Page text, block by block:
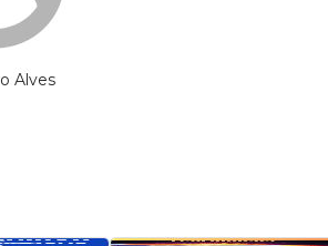
Alves